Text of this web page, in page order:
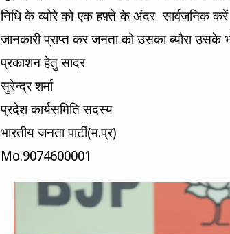
निधि के व्योरे को एक हफ़्ते के अंदर सार्वजनिक
जानकारी प्राप्त कर जनता को उसका ब्यौरा
प्रकाशन हेतु सादर
सुरेन्द्र शर्मा
प्रदेश कार्यसमिति सदस्य
भारतीय जनता पार्टी(म.प्र)
Mo.9074600001